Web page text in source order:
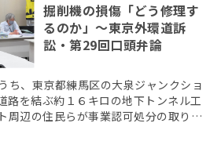
掘削機の損傷「どう修理す
るのか」〜東京外環道訴
訟・第29回口頭弁論
ち、東京都練馬区の大泉ジャンクショ
路を結ぶ約１６キロの地下トンネル工
周辺の住民らが事業認可処分の取り消
２９回口頭弁論が２６日、東京 […]